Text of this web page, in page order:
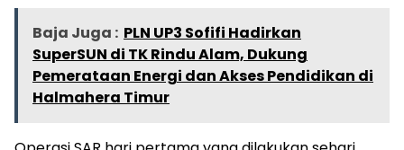
Baja Juga : PLN UP3 Sofifi Hadirkan
SuperSUN di TK Rindu Alam, Dukung
Pemerataan Energi dan Akses Pendidikan di
Halmahera Timur